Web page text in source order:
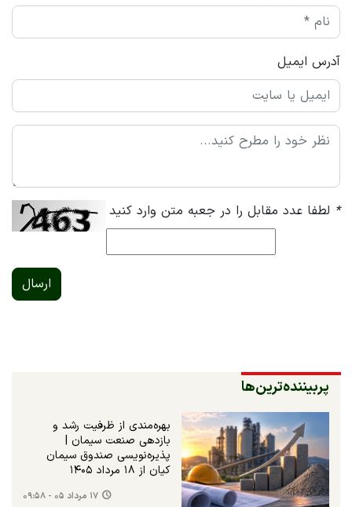
آدرس ایمیل
* لطفا عدد مقابل را در جعبه متن وارد کنید
ارسال
پربیننده‌ترین‌ها
بهره‌مندی از ظرفیت رشد و
بازدهی صنعت سیمان |
پذیره‌نویسی صندوق سیمان
کیان از ۱۸ مرداد ۱۴۰۵
۱۷ مرداد ۰۵ - ۰۹:۵۸